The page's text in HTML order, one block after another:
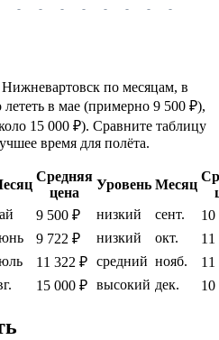
- - - - - - - -
по месяцам, в
в мае (примерно 9 500 ₽),
15 000 ₽). Сравните таблицу
время для полёта.
Средняя
цена
Уровень Месяц
9 500 ₽ низкий сент.
10
9 722 ₽ низкий окт.
11
11 322 ₽ средний нояб.
11
15 000 ₽ высокий дек. 10